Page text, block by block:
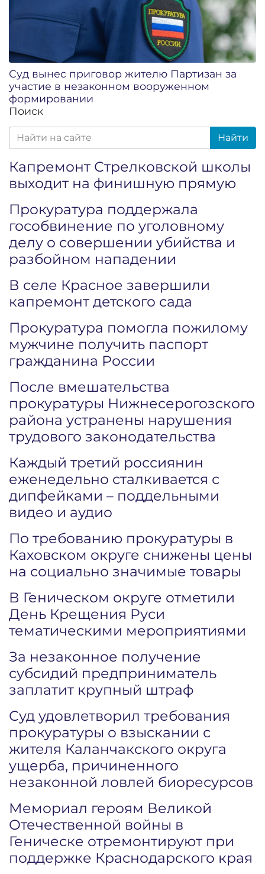
Суд вынес приговор жителю Партизан за
участие в незаконном вооруженном
формировании
Поиск
Найти
Капремонт Стрелковской школы
выходит на финишную прямую
Прокуратура поддержала
гособвинение по уголовному
делу о совершении убийства и
разбойном нападении
В селе Красное завершили
капремонт детского сада
Прокуратура помогла пожилому
мужчине получить паспорт
гражданина России
После вмешательства
прокуратуры Нижнесерогозского
района устранены нарушения
трудового законодательства
Каждый третий россиянин
еженедельно сталкивается с
дипфейками – поддельными
видео и аудио
По требованию прокуратуры в
Каховском округе снижены цены
на социально значимые товары
В Геническом округе отметили
День Крещения Руси
тематическими мероприятиями
За незаконное получение
субсидий предприниматель
заплатит крупный штраф
Суд удовлетворил требования
прокуратуры о взыскании с
жителя Каланчакского округа
ущерба, причиненного
незаконной ловлей биоресурсов
Мемориал героям Великой
Отечественной войны в
Геническе отремонтируют при
поддержке Краснодарского края